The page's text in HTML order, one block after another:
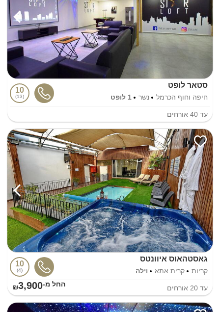
סטאר לופט
חיפה וחוף הכרמל נשר 1 לופט
10
13
עד 40 אורחים
גאסטהאוס איוונטס
קריות קרית אתא וילה
10
4
עד 20 אורחים החל מ-₪3,900